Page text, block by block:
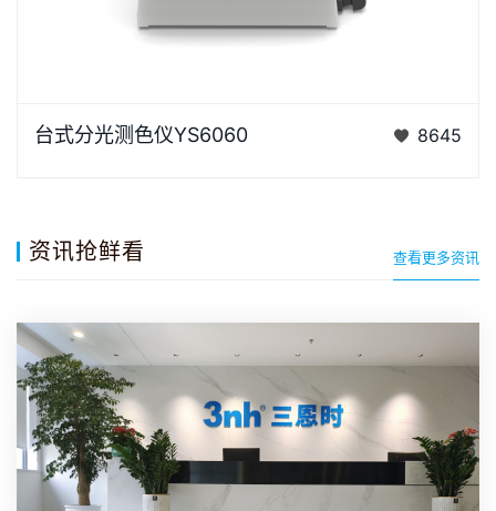
的国产台式光栅分光测色仪， TFT真彩7inch电容触摸
台式分光测色仪YS6060 8645
资讯抢鲜看 查看更多资讯